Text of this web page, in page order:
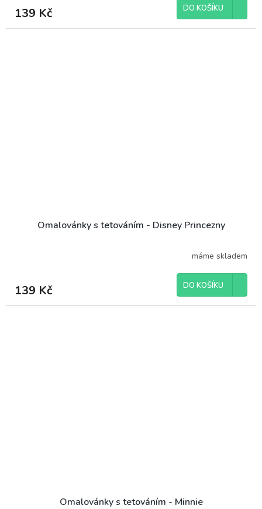
139 Kč DO KOŠÍKU
Omalovánky s tetováním - Disney Princezny
máme skladem
139 Kč DO KOŠÍKU
Omalovánky s tetováním - Minnie